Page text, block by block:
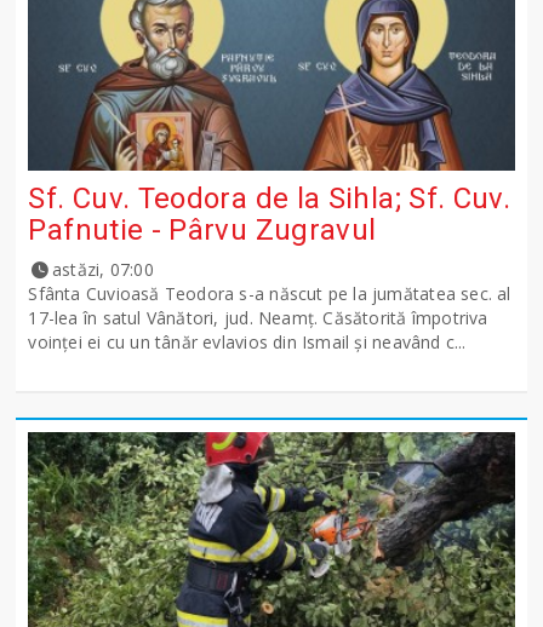
Sf. Cuv. Teodora de la Sihla; Sf. Cuv.
Pafnutie - Pârvu Zugravul
astăzi, 07:00
Sfânta Cuvioasă Teodora s-a născut pe la jumătatea sec. al
17-lea în satul Vânători, jud. Neamţ. Căsătorită împotriva
voinţei ei cu un tânăr evlavios din Ismail şi neavând c...